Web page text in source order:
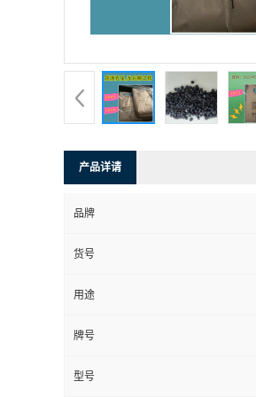
产品详请
品牌
货号
用途
牌号
型号